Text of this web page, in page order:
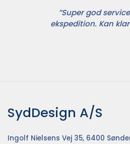
”Super god
ekspedition. Kan
SydDesign A/S
Ingolf Nielsens Vej 35, 6400